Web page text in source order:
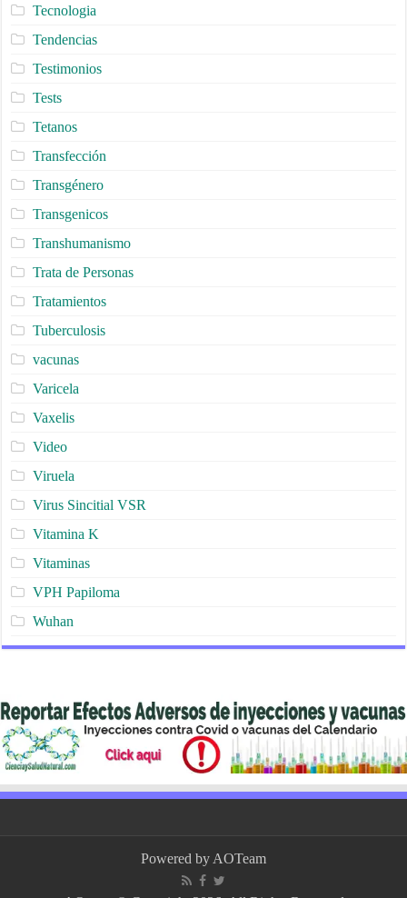
Tecnologia
Tendencias
Testimonios
Tests
Tetanos
Transfección
Transgénero
Transgenicos
Transhumanismo
Trata de Personas
Tratamientos
Tuberculosis
vacunas
Varicela
Vaxelis
Video
Viruela
Virus Sincitial VSR
Vitamina K
Vitaminas
VPH Papiloma
Wuhan
Powered by AOTeam